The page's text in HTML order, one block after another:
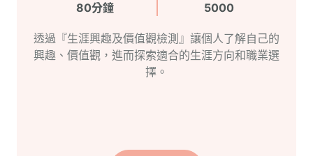
80分鐘
5000
透過『生涯興趣及價值觀檢測』讓個人了解自己的
興趣、價值觀，進而探索適合的生涯方向和職業選
擇。